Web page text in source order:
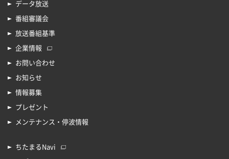
データ放送
番組審議会
放送番組基準
企業情報
お問い合わせ
お知らせ
情報募集
プレゼント
メンテナンス・停波情報
ちたまるNavi